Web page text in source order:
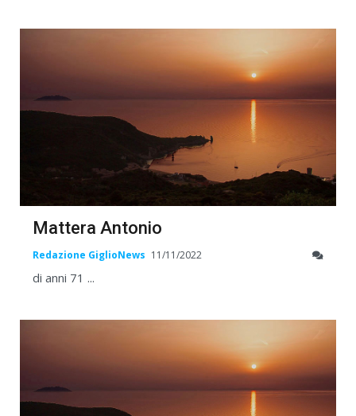
Mattera Antonio
Redazione GiglioNews 11/11/2022
di anni 71 ...